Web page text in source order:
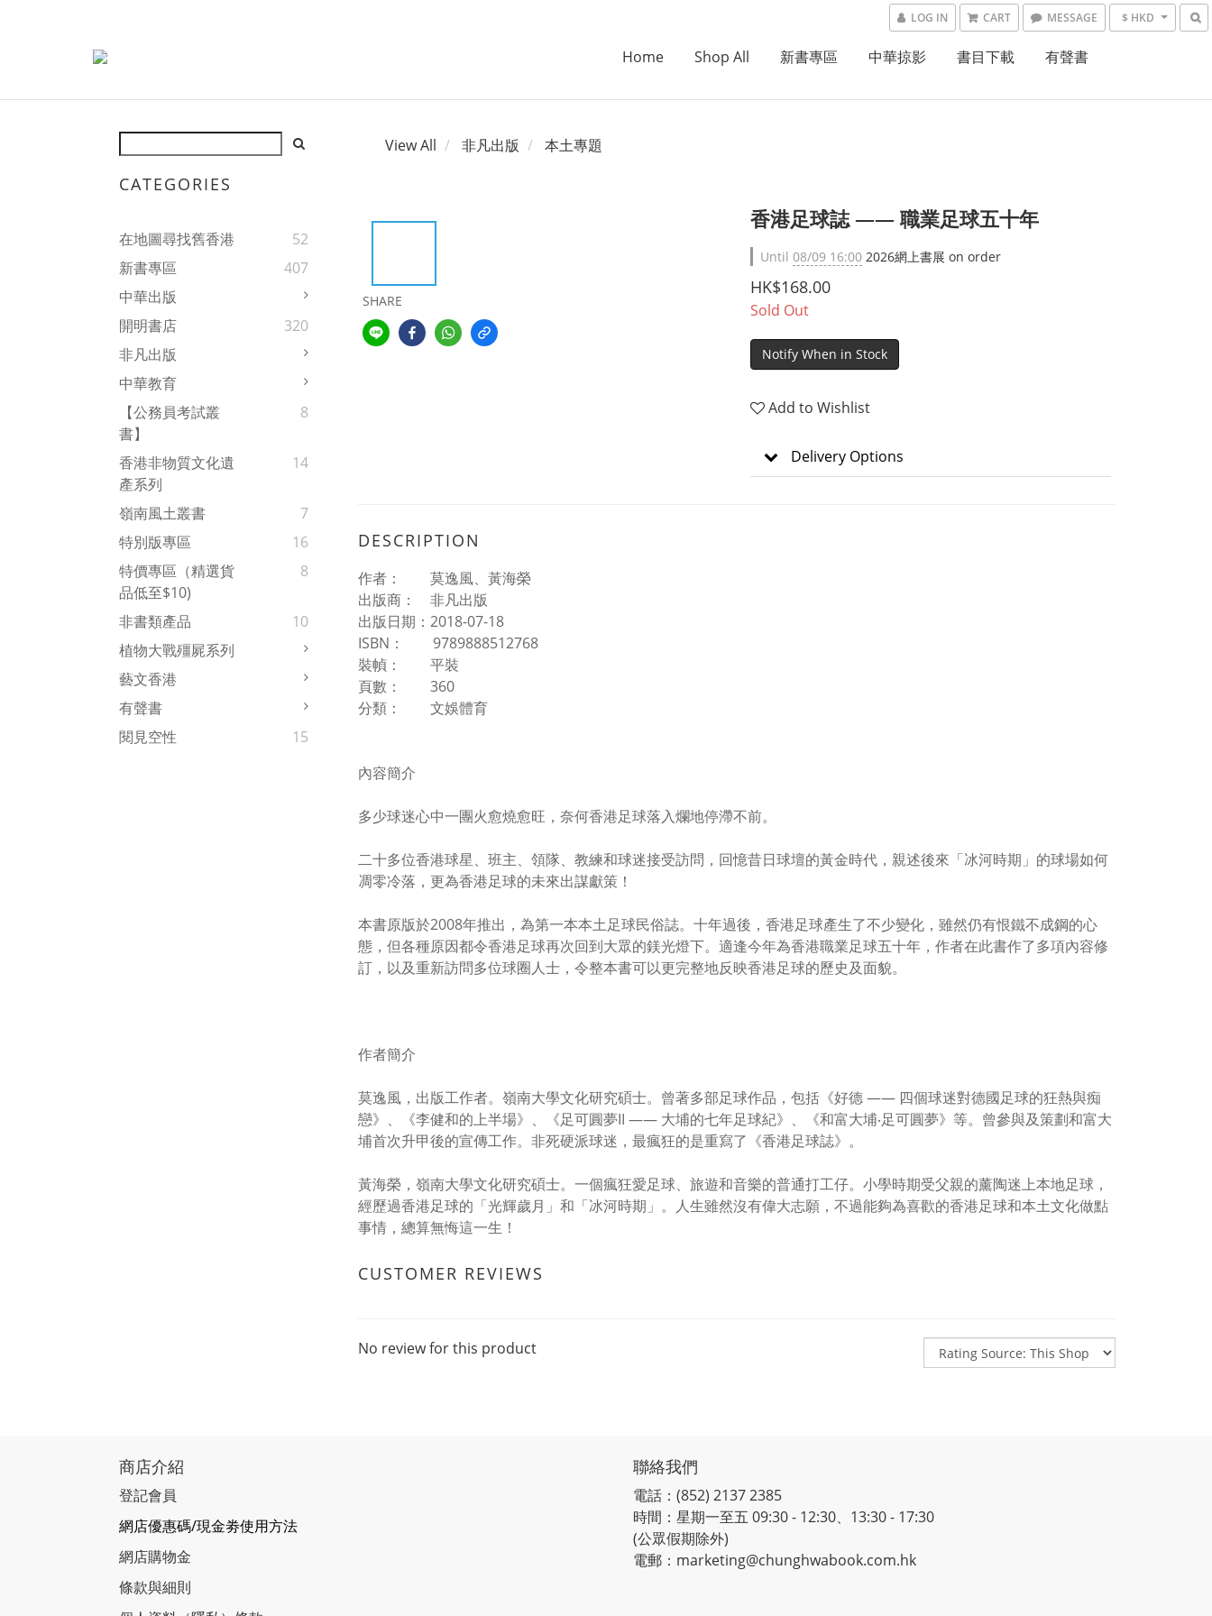
LOG IN CART MESSAGE $ HKD
Home Shop All 新書專區 中華掠影 書目下載 有聲書
CATEGORIES
在地圖尋找舊香港
52
新書專區
407
中華出版
開明書店
320
非凡出版
中華教育
【公務員考試叢
書】
8
香港非物質文化遺
產系列
14
嶺南風土叢書
7
特別版專區
16
特價專區（精選貨
品低至$10)
8
非書類產品
10
植物大戰殭屍系列
藝文香港
有聲書
閱見空性
15
View All 非凡出版 本土專題
SHARE
香港足球誌 —— 職業足球五十年
Until 08/09 16:00 2026網上書展 on order
HK$168.00
Sold Out
Notify When in Stock
Add to Wishlist
Delivery Options
DESCRIPTION
作者： 莫逸風、黃海榮
出版商： 非凡出版
出版日期：2018-07-18
ISBN： 9789888512768
裝幀： 平裝
頁數： 360
分類： 文娛體育
內容簡介
多少球迷心中一團火愈燒愈旺，奈何香港足球落入爛地停滯不前。
二十多位香港球星、班主、領隊、教練和球迷接受訪問，回憶昔日球壇的黃金時代，親述後來「冰河時期」的球場如何
凋零冷落，更為香港足球的未來出謀獻策！
本書原版於2008年推出，為第一本本土足球民俗誌。十年過後，香港足球產生了不少變化，雖然仍有恨鐵不成鋼的心
態，但各種原因都令香港足球再次回到大眾的鎂光燈下。適逢今年為香港職業足球五十年，作者在此書作了多項內容修
訂，以及重新訪問多位球圈人士，令整本書可以更完整地反映香港足球的歷史及面貌。
作者簡介
莫逸風，出版工作者。嶺南大學文化研究碩士。曾著多部足球作品，包括《好德 —— 四個球迷對德國足球的狂熱與痴
戀》、《李健和的上半場》、《足可圓夢II —— 大埔的七年足球紀》、《和富大埔‧足可圓夢》等。曾參與及策劃和富大
埔首次升甲後的宣傳工作。非死硬派球迷，最瘋狂的是重寫了《香港足球誌》。
黃海榮，嶺南大學文化研究碩士。一個瘋狂愛足球、旅遊和音樂的普通打工仔。小學時期受父親的薰陶迷上本地足球，
經歷過香港足球的「光輝歲月」和「冰河時期」。人生雖然沒有偉大志願，不過能夠為喜歡的香港足球和本土文化做點
事情，總算無悔這一生！
CUSTOMER REVIEWS
No review for this product
商店介紹
登記會員
網店優惠碼/現金劵使用方法
網店購物金
條款與細則
聯絡我們
電話：(852) 2137 2385
時間：星期一至五 09:30 - 12:30、13:30 - 17:30
(公眾假期除外)
電郵：marketing@chunghwabook.com.hk